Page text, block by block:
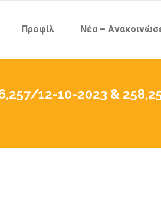
Προφίλ Νέα –
12-10-2023 &